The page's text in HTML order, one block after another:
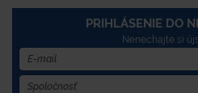
PRIHLÁSENIE DO
Nenechajte si